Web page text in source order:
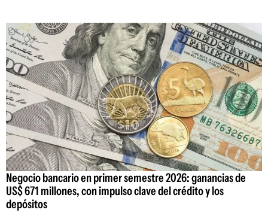
Negocio bancario en primer semestre 2026: ganancias de
US$ 671 millones, con impulso clave del crédito y los
depósitos